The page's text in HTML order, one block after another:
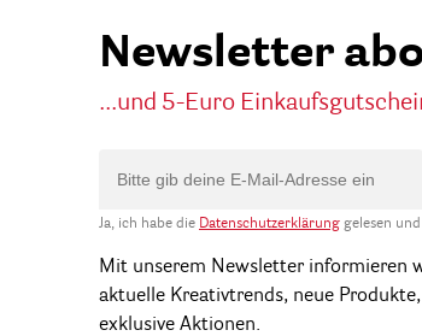
Newsletter
...und 5-Euro
Ja, ich habe die Datenschutzerklärung gelesen
Mit unserem Newsletter informieren
aktuelle Kreativtrends, neue
exklusive Aktionen.